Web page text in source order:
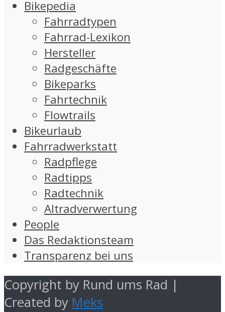
Bikepedia
Fahrradtypen
Fahrrad-Lexikon
Hersteller
Radgeschäfte
Bikeparks
Fahrtechnik
Flowtrails
Bikeurlaub
Fahrradwerkstatt
Radpflege
Radtipps
Radtechnik
Altradverwertung
People
Das Redaktionsteam
Transparenz bei uns
Copyright by Rund ums Rad |
Created by Meks